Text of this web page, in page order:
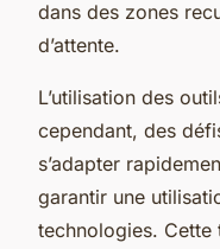
dans des zones
d’attente.
L’utilisation des
cependant, des
s’adapter
garantir une
technologies.